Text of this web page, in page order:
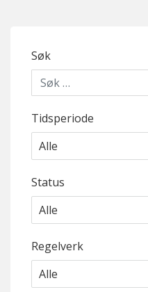
Søk
Tidsperiode
Status
Regelverk